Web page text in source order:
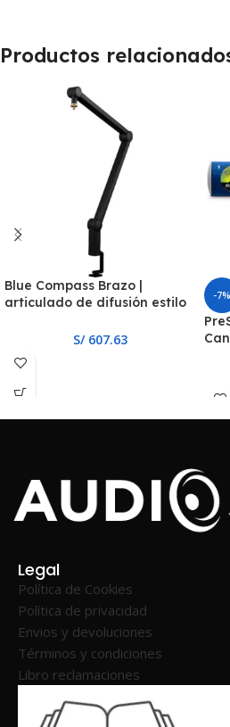
Productos
Blue Compass Brazo |
articulado de difusión estilo
S/607.63
-7%
Legal
Política de Cookies
Política de privacidad
Envios y devoluciones
Términos y condiciones
Libro reclamaciones